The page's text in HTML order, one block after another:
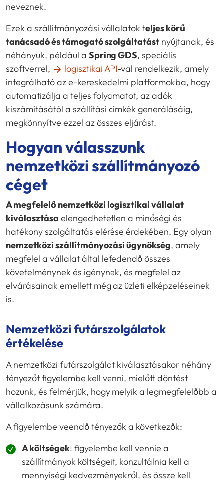
neveznek.
Ezek a szállítmányozási vállalatok teljes körű
tanácsadó és támogató szolgáltatást nyújtanak, és
néhányuk, például a Spring GDS, speciális
szoftverrel,
logisztikai API-val rendelkezik, amely
integrálható az e-kereskedelmi platformokba, hogy
automatizálja a teljes folyamatot, az adók
kiszámításától a szállítási címkék generálásáig,
megkönnyítve ezzel az összes eljárást.
Hogyan válasszunk
nemzetközi szállítmányozó
céget
A megfelelő nemzetközi logisztikai vállalat
kiválasztása elengedhetetlen a minőségi és
hatékony szolgáltatás elérése érdekében. Egy olyan
nemzetközi szállítmányozási ügynökség, amely
megfelel a vállalat által lefedendő összes
követelménynek és igénynek, és megfelel az
elvárásainak emellett még az üzleti elképzeléseinek
is.
Nemzetközi futárszolgálatok
értékelése
A nemzetközi futárszolgálat kiválasztásakor néhány
tényezőt figyelembe kell venni, mielőtt döntést
hozunk, és felmérjük, hogy melyik a legmegfelelőbb a
vállalkozásunk számára.
A figyelembe veendő tényezők a következők:
A költségek: figyelembe kell vennie a
szállítmányok költségeit, konzultálnia kell a
mennyiségi kedvezményekről, és össze kell